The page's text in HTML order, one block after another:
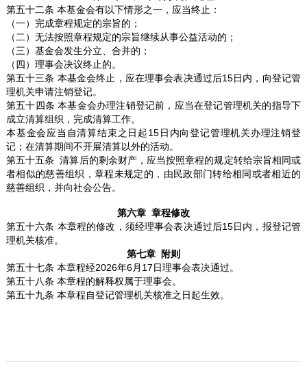
第五十二条 本基金会有以下情形之一，应当终止：
（一）完成章程规定的宗旨的；
（二）无法按照章程规定的宗旨继续从事公益活动的；
（三）基金会发生分立、合并的；
（四）理事会决议终止的。
第五十三条 本基金会终止，应在理事会表决通过后15日内，向登记管
理机关申请注销登记。
第五十四条 本基金会办理注销登记前，应当在登记管理机关的指导下
成立清算组织，完成清算工作。
本基金会应当自清算结束之日起15日内向登记管理机关办理注销登
记；在清算期间不开展清算以外的活动。
第五十五条 清算后的剩余财产，应当按照章程的规定转给宗旨相同或
者相似的慈善组织，章程未规定的，由民政部门转给相同或者相近的
慈善组织，并向社会公告。
第六章 章程修改
第五十六条 本章程的修改，须经理事会表决通过后15日内，报登记管
理机关核准。
第七章 附则
第五十七条 本章程经2026年6月17日理事会表决通过。
第五十八条 本章程的解释权属于理事会。
第五十九条 本章程自登记管理机关核准之日起生效。